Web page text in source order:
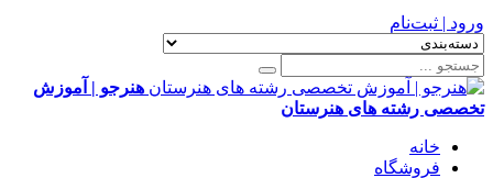
ورود | ثبت‌نام
هنرجو | آموزش
تخصصی رشته های هنرستان
خانه
فروشگاه